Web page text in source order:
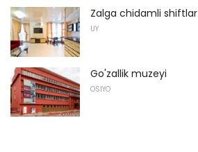
Zalga chidamli shiftlar
UY
Go'zallik muzeyi
OSIYO